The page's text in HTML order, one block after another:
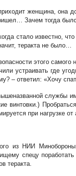
женщина, она
Зачем тогда
стало известно,
теракта не было…
этого
устраивать где
– ответил: «Хочу
службы
винтовки.)
при нагрузке
из НИИ
спецу
теракта.